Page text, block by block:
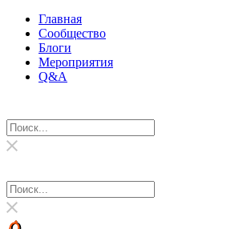
Главная
Сообщество
Блоги
Мероприятия
Q&A